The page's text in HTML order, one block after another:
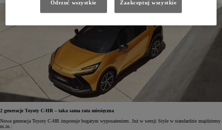
2 generacje Toyoty C-HR – taka sama rata miesięczna
Nowa generacja Toyoty C-HR imponuje bogatym wyposażeniem. Już w wersji Style w standardzie znajdziemy
m.in.:
Odrzuć wszystkie Zaakceptuj wszystkie